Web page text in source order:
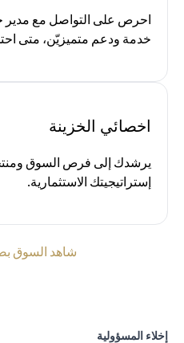
احرص على التواصل مع
خدمة ودعم متميزيّن، متى
اخصائي الخزينة
يرشدك إلى فرص السوق
إستراتيجيتك الاستثمارية.
شاهد السوق
إخلاء المسؤولية